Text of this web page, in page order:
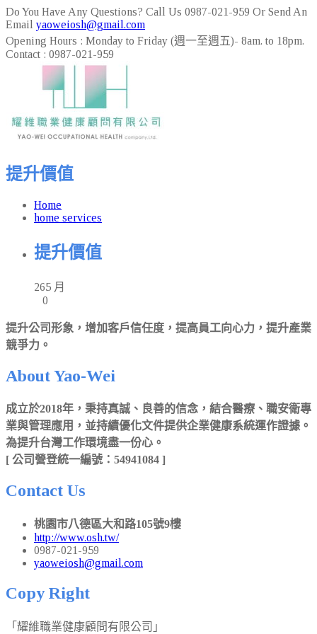
Do You Have Any Questions? Call Us 0987-021-959 Or Send An
Email yaoweiosh@gmail.com
Opening Hours : Monday to Friday (週一至週五)- 8am. to 18pm.
Contact : 0987-021-959
提升價值
Home
home services
提升價值
265 月
0
提升公司形象，增加客戶信任度，提高員工向心力，提升產業
競爭力。
About Yao-Wei
成立於2018年，秉持真誠、良善的信念，結合醫療、職安衛專
業與管理應用，並持續優化文件提供企業健康系統運作證據。
為提升台灣工作環境盡一份心。
[ 公司營登統一編號：54941084 ]
Contact Us
桃園市八德區大和路105號9樓
http://www.osh.tw/
0987-021-959
yaoweiosh@gmail.com
Copy Right
「耀維職業健康顧問有限公司」